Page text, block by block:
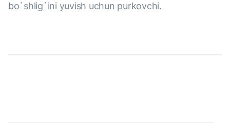
bo`shlig`ini yuvish uchun purkovchi.